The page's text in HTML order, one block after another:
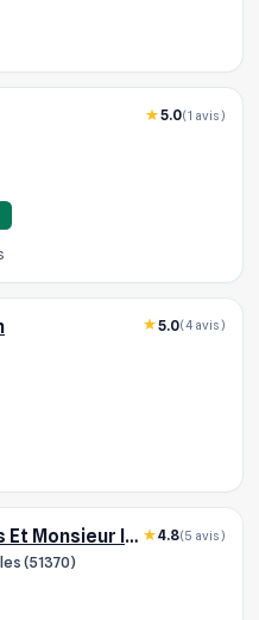
5.0(1 avis)
5.0(4 avis)
Monsieur Façades Et Monsieur Isolation
(51370)
4.8(5 avis)